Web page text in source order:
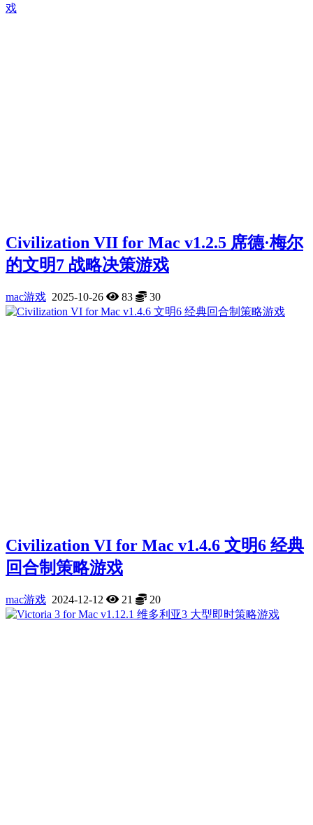
Civilization VII for Mac v1.2.5 席德·梅尔
的文明7 战略决策游戏
mac游戏 2025-10-26 83 30
Civilization VI for Mac v1.4.6 文明6 经典
回合制策略游戏
mac游戏 2024-12-12 21 20